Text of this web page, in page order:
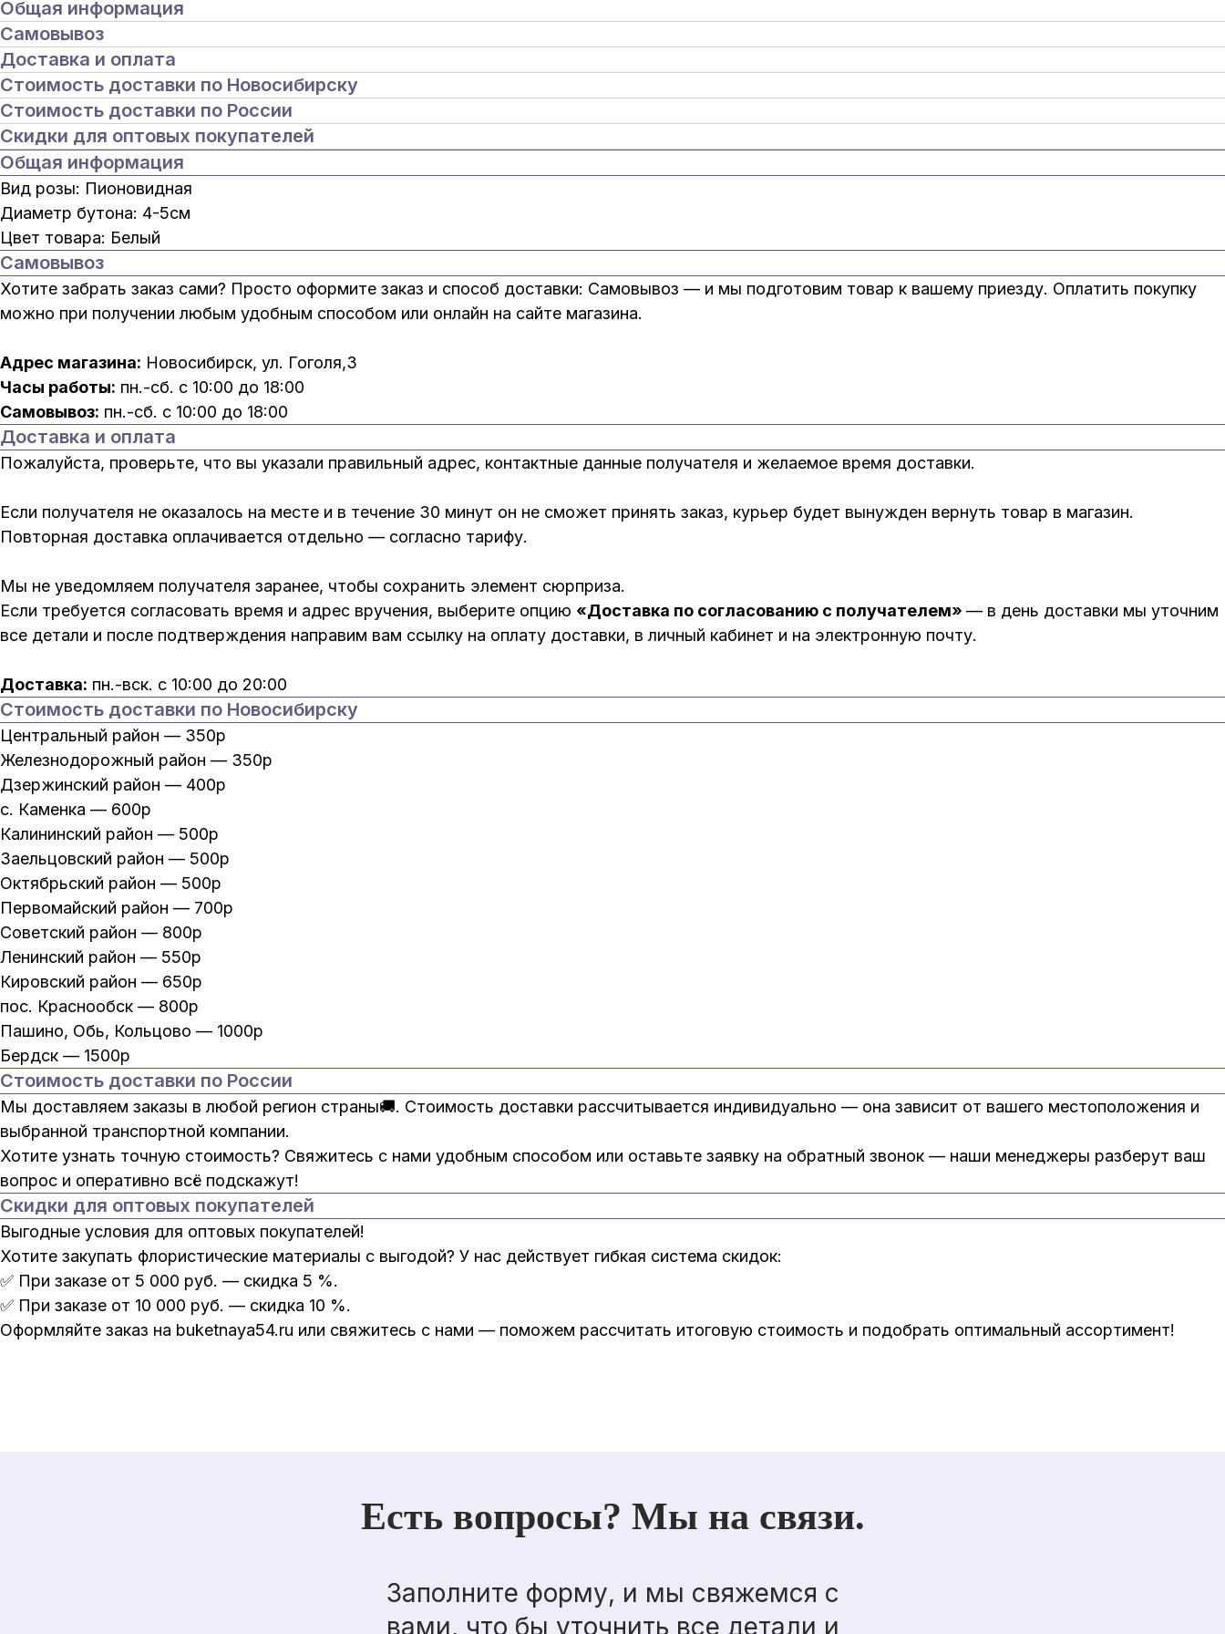
Общая информация
Самовывоз
Доставка и оплата
Стоимость доставки по Новосибирску
Стоимость доставки по России
Скидки для оптовых покупателей
Общая информация
Вид розы: Пионовидная
Диаметр бутона: 4-5см
Цвет товара: Белый
Самовывоз
Хотите забрать заказ сами? Просто оформите заказ и способ доставки: Самовывоз — и мы подготовим товар к вашему приезду. Оплатить покупку
можно при получении любым удобным способом или онлайн на сайте магазина.
Адрес магазина: Новосибирск, ул. Гоголя,3
Часы работы: пн.-сб. с 10:00 до 18:00
Самовывоз: пн.-сб. с 10:00 до 18:00
Доставка и оплата
Пожалуйста, проверьте, что вы указали правильный адрес, контактные данные получателя и желаемое время доставки.
Если получателя не оказалось на месте и в течение 30 минут он не сможет принять заказ, курьер будет вынужден вернуть товар в магазин.
Повторная доставка оплачивается отдельно — согласно тарифу.
Мы не уведомляем получателя заранее, чтобы сохранить элемент сюрприза.
Если требуется согласовать время и адрес вручения, выберите опцию «Доставка по согласованию с получателем» — в день доставки мы уточним
все детали и после подтверждения направим вам ссылку на оплату доставки, в личный кабинет и на электронную почту.
Доставка: пн.-вск. с 10:00 до 20:00
Стоимость доставки по Новосибирску
Центральный район — 350р
Железнодорожный район — 350р
Дзержинский район — 400р
с. Каменка — 600р
Калининский район — 500р
Заельцовский район — 500р
Октябрьский район — 500р
Первомайский район — 700р
Советский район — 800р
Ленинский район — 550р
Кировский район — 650р
пос. Краснообск — 800р
Пашино, Обь, Кольцово — 1000р
Бердск — 1500р
Стоимость доставки по России
Мы доставляем заказы в любой регион страны🚚. Стоимость доставки рассчитывается индивидуально — она зависит от вашего местоположения и
выбранной транспортной компании.
Хотите узнать точную стоимость? Свяжитесь с нами удобным способом или оставьте заявку на обратный звонок — наши менеджеры разберут ваш
вопрос и оперативно всё подскажут!
Скидки для оптовых покупателей
Выгодные условия для оптовых покупателей!
Хотите закупать флористические материалы с выгодой? У нас действует гибкая система скидок:
✅ При заказе от 5 000 руб. — скидка 5 %.
✅ При заказе от 10 000 руб. — скидка 10 %.
Оформляйте заказ на buketnaya54.ru или свяжитесь с нами — поможем рассчитать итоговую стоимость и подобрать оптимальный ассортимент!
Есть вопросы? Мы на связи.
Заполните форму, и мы свяжемся с
вами, что бы уточнить все детали и